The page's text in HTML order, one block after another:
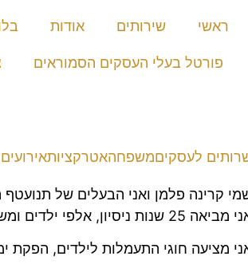
ראשי שירותים אודות
פורטל בעלי העסקים הסמוראים
לעסקיםמשפחהאטרקציותאירועים
קרינה פלמן ואני הבעלים של תנועטף
25 שנות ניסיון, אלפי ילדים ומשפחות שחוזרות.
מציעה חוגי התעמלות לילדים, הפקת